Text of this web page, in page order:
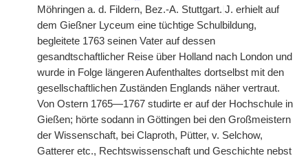
Möhringen a. d. Fildern, Bez.-A. Stuttgart. J. erhielt auf
dem Gießner Lyceum eine tüchtige Schulbildung,
begleitete 1763 seinen Vater auf dessen
gesandtschaftlicher Reise über Holland nach London und
wurde in Folge längeren Aufenthaltes dortselbst mit den
gesellschaftlichen Zuständen Englands näher vertraut.
Von Ostern 1765—1767 studirte er auf der Hochschule in
Gießen; hörte sodann in Göttingen bei den Großmeistern
der Wissenschaft, bei Claproth, Pütter, v. Selchow,
Gatterer etc., Rechtswissenschaft und Geschichte nebst